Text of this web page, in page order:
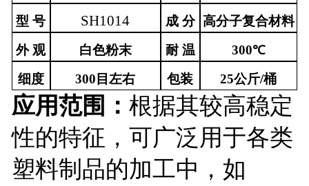
型 号 SH1014 成 分 高分子复合材料
外 观 白色粉末 耐 温 300℃
细度
300目左右 包装 25公斤/桶
应用范围： 根据其较高稳定
性的特征，可广泛用于各类
塑料制品的加工中，如